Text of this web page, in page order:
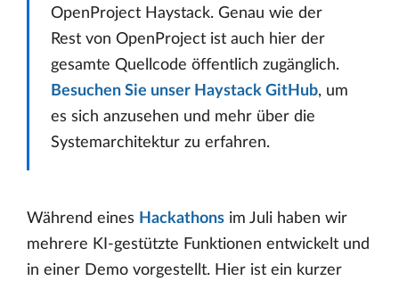
OpenProject Haystack. Genau wie der
Rest von OpenProject ist auch hier der
gesamte Quellcode öffentlich zugänglich.
Besuchen Sie unser Haystack GitHub, um
es sich anzusehen und mehr über die
Systemarchitektur zu erfahren.
Während eines Hackathons im Juli haben wir
mehrere KI-gestützte Funktionen entwickelt und
in einer Demo vorgestellt. Hier ist ein kurzer